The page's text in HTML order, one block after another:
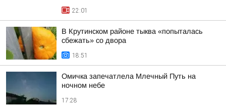
22:01
В Крутинском районе тыква «попыталась
сбежать» со двора
18:51
Омичка запечатлела Млечный Путь на
ночном небе
17:28